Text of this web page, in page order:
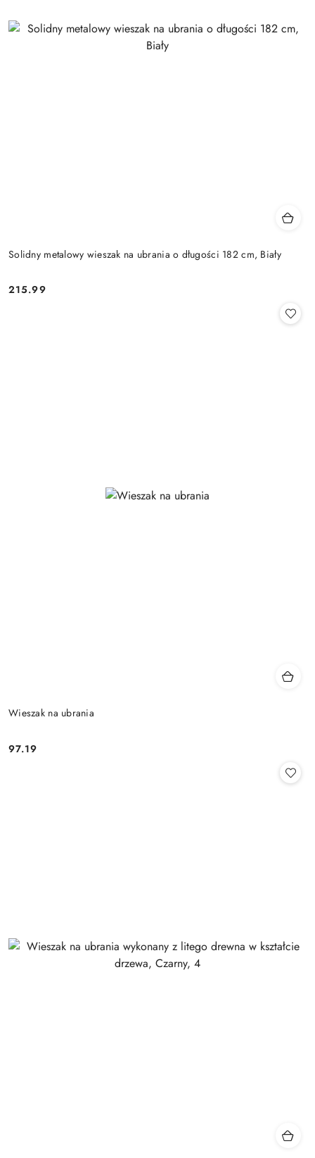
Solidny metalowy wieszak na ubrania o długości 182 cm, Biały
Cena:
215.99
Wieszak na ubrania
Cena:
97.19